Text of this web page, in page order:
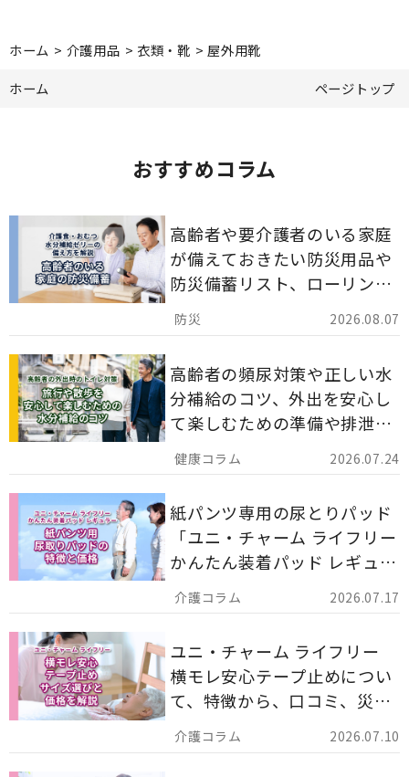
ホーム > 介護用品 > 衣類・靴 > 屋外用靴
ホーム
ページトップ
おすすめコラム
2026.08.07
高齢者や要介護者のいる家庭
が備えておきたい防災用品や
防災備蓄リスト、ローリング
ストックのポイントについて
解説します。
2026.07.24
高齢者の頻尿対策や正しい水
分補給のコツ、外出を安心し
て楽しむための準備や排泄ケ
ア用品の選び方を解説しま
す。
2026.07.17
紙パンツ専用の尿とりパッド
「ユニ・チャーム ライフリー
かんたん装着パッド レギュラ
ー 計162枚」について解説し
ます。
2026.07.10
ユニ・チャーム ライフリー
横モレ安心テープ止めについ
て、特徴から、口コミ、災害
備蓄としての活用法まで分か
りやすく解説します。